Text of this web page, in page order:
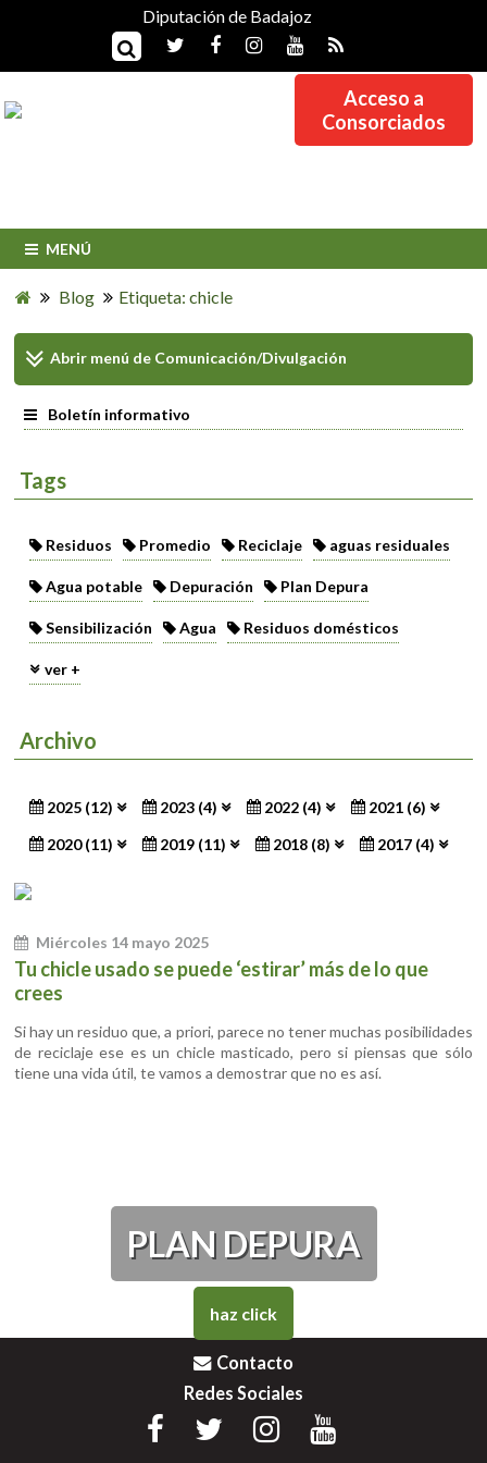
Diputación de Badajoz
Acceso a
Consorciados
MENÚ
Blog Etiqueta: chicle
Miércoles 14 mayo 2025
Tu chicle usado se puede ‘estirar’ más de lo que
crees
Si hay un residuo que, a priori, parece no tener muchas posibilidades
de reciclaje ese es un chicle masticado, pero si piensas que sólo
tiene una vida útil, te vamos a demostrar que no es así.
Abrir menú de Comunicación/Divulgación
Boletín informativo
Tags
Residuos Promedio Reciclaje aguas residuales
Agua potable Depuración Plan Depura
Sensibilización Agua Residuos domésticos
ver +
Archivo
2025 (12) 2023 (4) 2022 (4)
2021 (6)
2020 (11)
2019 (11) 2018 (8) 2017 (4)
PLAN DEPURA
haz click
Contacto
Redes Sociales